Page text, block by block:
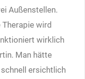
Außenstellen.
Therapie wird
wirklich
Man hätte
ersichtlich